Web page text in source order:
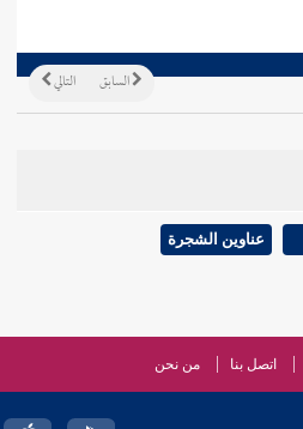
التالي السابق
عناوين الشجرة
اتصل بنا من نحن